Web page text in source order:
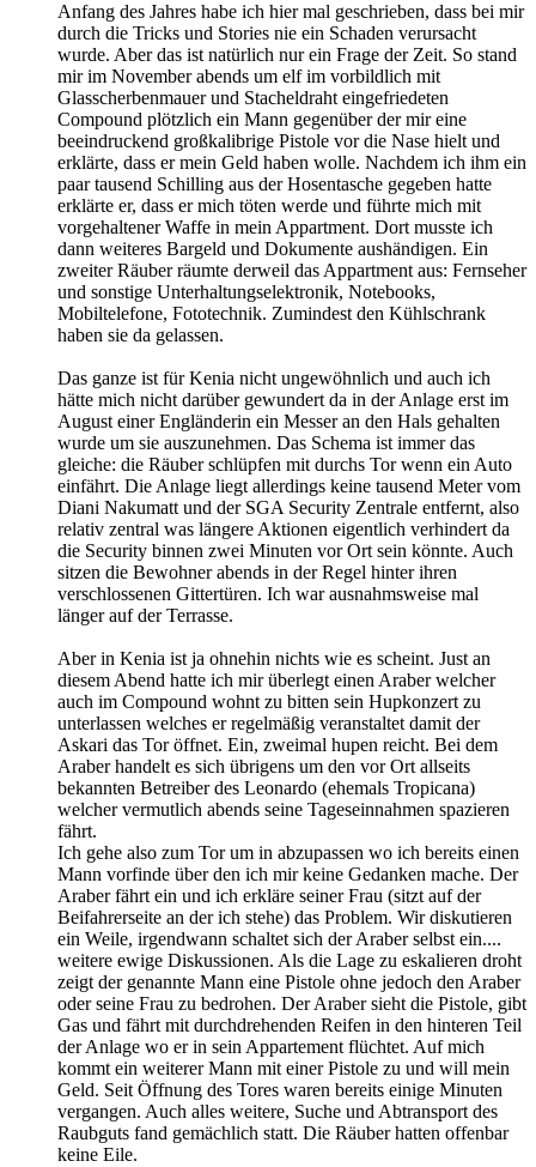
Anfang des Jahres habe ich hier mal geschrieben, dass bei mir
durch die Tricks und Stories nie ein Schaden verursacht
wurde. Aber das ist natürlich nur ein Frage der Zeit. So stand
mir im November abends um elf im vorbildlich mit
Glasscherbenmauer und Stacheldraht eingefriedeten
Compound plötzlich ein Mann gegenüber der mir eine
beeindruckend großkalibrige Pistole vor die Nase hielt und
erklärte, dass er mein Geld haben wolle. Nachdem ich ihm ein
paar tausend Schilling aus der Hosentasche gegeben hatte
erklärte er, dass er mich töten werde und führte mich mit
vorgehaltener Waffe in mein Appartment. Dort musste ich
dann weiteres Bargeld und Dokumente aushändigen. Ein
zweiter Räuber räumte derweil das Appartment aus: Fernseher
und sonstige Unterhaltungselektronik, Notebooks,
Mobiltelefone, Fototechnik. Zumindest den Kühlschrank
haben sie da gelassen.
Das ganze ist für Kenia nicht ungewöhnlich und auch ich
hätte mich nicht darüber gewundert da in der Anlage erst im
August einer Engländerin ein Messer an den Hals gehalten
wurde um sie auszunehmen. Das Schema ist immer das
gleiche: die Räuber schlüpfen mit durchs Tor wenn ein Auto
einfährt. Die Anlage liegt allerdings keine tausend Meter vom
Diani Nakumatt und der SGA Security Zentrale entfernt, also
relativ zentral was längere Aktionen eigentlich verhindert da
die Security binnen zwei Minuten vor Ort sein könnte. Auch
sitzen die Bewohner abends in der Regel hinter ihren
verschlossenen Gittertüren. Ich war ausnahmsweise mal
länger auf der Terrasse.
Aber in Kenia ist ja ohnehin nichts wie es scheint. Just an
diesem Abend hatte ich mir überlegt einen Araber welcher
auch im Compound wohnt zu bitten sein Hupkonzert zu
unterlassen welches er regelmäßig veranstaltet damit der
Askari das Tor öffnet. Ein, zweimal hupen reicht. Bei dem
Araber handelt es sich übrigens um den vor Ort allseits
bekannten Betreiber des Leonardo (ehemals Tropicana)
welcher vermutlich abends seine Tageseinnahmen spazieren
fährt.
Ich gehe also zum Tor um in abzupassen wo ich bereits einen
Mann vorfinde über den ich mir keine Gedanken mache. Der
Araber fährt ein und ich erkläre seiner Frau (sitzt auf der
Beifahrerseite an der ich stehe) das Problem. Wir diskutieren
ein Weile, irgendwann schaltet sich der Araber selbst ein....
weitere ewige Diskussionen. Als die Lage zu eskalieren droht
zeigt der genannte Mann eine Pistole ohne jedoch den Araber
oder seine Frau zu bedrohen. Der Araber sieht die Pistole, gibt
Gas und fährt mit durchdrehenden Reifen in den hinteren Teil
der Anlage wo er in sein Appartement flüchtet. Auf mich
kommt ein weiterer Mann mit einer Pistole zu und will mein
Geld. Seit Öffnung des Tores waren bereits einige Minuten
vergangen. Auch alles weitere, Suche und Abtransport des
Raubguts fand gemächlich statt. Die Räuber hatten offenbar
keine Eile.